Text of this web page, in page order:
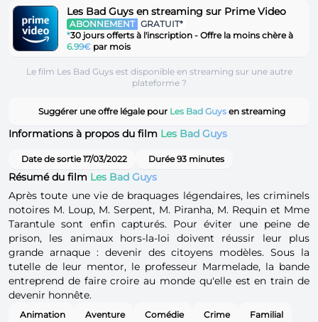
Les Bad Guys en streaming sur Prime Video
ABONNEMENT GRATUIT*
*30 jours offerts à l'inscription - Offre la moins chère à
6.99€ par mois
Le film Les Bad Guys est disponible en streaming sur une autre
plateforme ?
Suggérer une offre légale pour Les Bad Guys en streaming
Informations à propos du film Les Bad Guys
Date de sortie 17/03/2022 Durée 93 minutes
Résumé du film Les Bad Guys
Après toute une vie de braquages légendaires, les criminels
notoires M. Loup, M. Serpent, M. Piranha, M. Requin et Mme
Tarantule sont enfin capturés. Pour éviter une peine de
prison, les animaux hors-la-loi doivent réussir leur plus
grande arnaque : devenir des citoyens modèles. Sous la
tutelle de leur mentor, le professeur Marmelade, la bande
entreprend de faire croire au monde qu'elle est en train de
devenir honnête.
Animation Aventure Comédie Crime Familial